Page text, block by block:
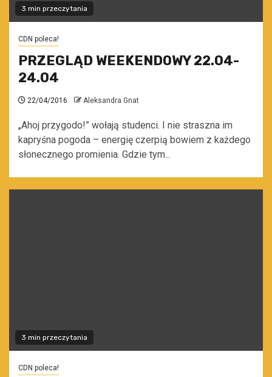
3 min przeczytania
CDN poleca!
PRZEGLĄD WEEKENDOWY 22.04-
24.04
22/04/2016 Aleksandra Gnat
„Ahoj przygodo!” wołają studenci. I nie straszna im
kapryśna pogoda – energię czerpią bowiem z każdego
słonecznego promienia. Gdzie tym...
3 min przeczytania
CDN poleca!